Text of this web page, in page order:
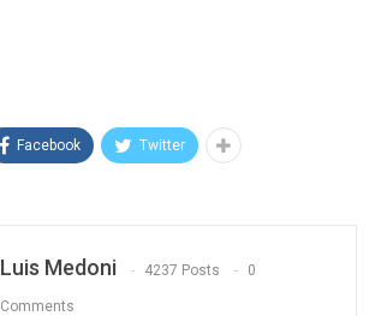
Facebook Twitter
Luis Medoni 4237 Posts 0
Comments